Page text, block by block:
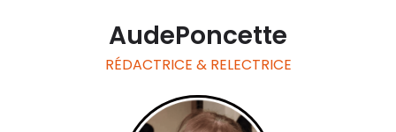
AudePoncette
RÉDACTRICE & RELECTRICE